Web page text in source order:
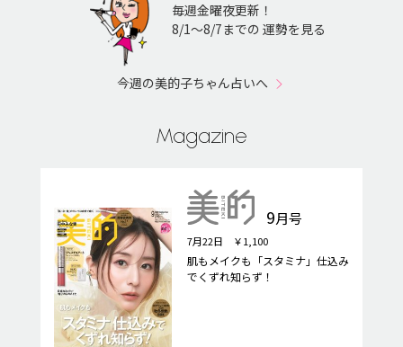
毎週金曜夜更新！
8/1〜8/7までの 運勢を見る
今週の美的子ちゃん占いへ
Magazine
9月号
7月22日 ￥1,100
肌もメイクも「スタミナ」仕込み
でくずれ知らず！